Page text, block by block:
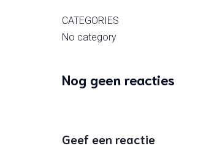
CATEGORIES
No category
Nog geen reacties
Geef een reactie